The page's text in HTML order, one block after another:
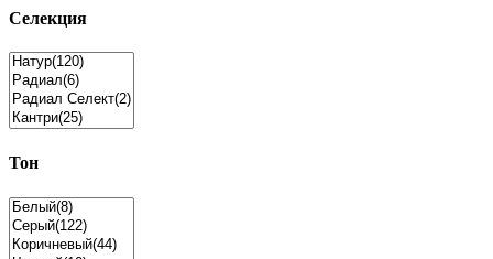
Селекция
Тон